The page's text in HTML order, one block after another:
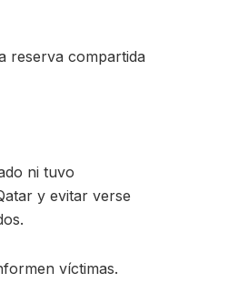
reserva compartida
ni tuvo
y evitar verse
víctimas.